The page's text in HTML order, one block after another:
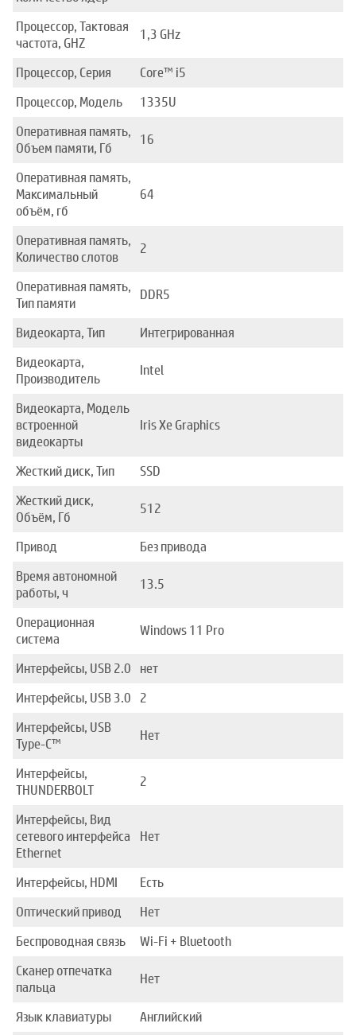
Процессор, Тактовая
частота, GHZ
1,3 GHz
Процессор, Серия
Core™ i5
Процессор, Модель
1335U
Оперативная память,
Объем памяти, Гб
16
Оперативная память,
Максимальный
объём, гб
64
Оперативная память,
Количество слотов
2
Оперативная память,
Тип памяти
DDR5
Видеокарта, Тип
Интегрированная
Видеокарта,
Производитель
Intel
Видеокарта, Модель
встроенной
видеокарты
Iris Xe Graphics
Жесткий диск, Тип
SSD
Жесткий диск,
Объём, Гб
512
Привод
Без привода
Время автономной
работы, ч
13.5
Операционная
система
Windows 11 Pro
Интерфейсы, USB 2.0
нет
Интерфейсы, USB 3.0
2
Интерфейсы, USB
Type-C™
Нет
Интерфейсы,
THUNDERBOLT
2
Интерфейсы, Вид
сетевого интерфейса
Ethernet
Нет
Интерфейсы, HDMI
Есть
Оптический привод
Нет
Беспроводная связь
Wi-Fi + Bluetooth
Сканер отпечатка
пальца
Нет
Язык клавиатуры
Английский